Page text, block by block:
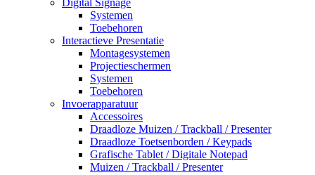
Systemen
Toebehoren
Interactieve Presentatie
Montagesystemen
Projectieschermen
Systemen
Toebehoren
Invoerapparatuur
Accessoires
Draadloze Muizen / Trackball / Presenter
Draadloze Toetsenborden / Keypads
Grafische Tablet / Digitale Notepad
Muizen / Trackball / Presenter